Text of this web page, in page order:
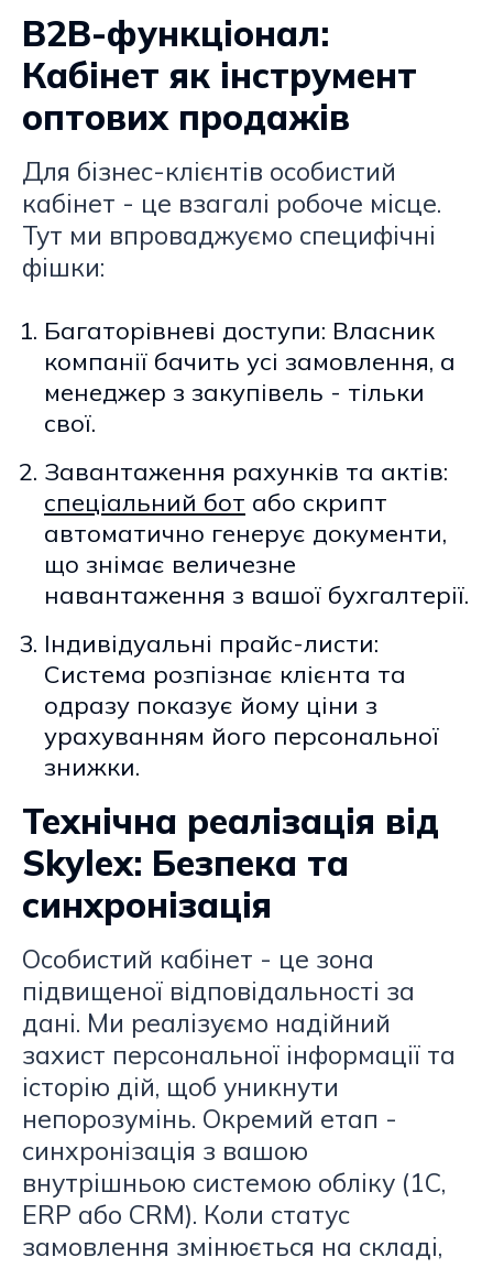
B2B-функціонал:
Кабінет як інструмент
оптових продажів
Для бізнес-клієнтів особистий
кабінет - це взагалі робоче місце.
Тут ми впроваджуємо специфічні
фішки:
Багаторівневі доступи: Власник
компанії бачить усі замовлення, а
менеджер з закупівель - тільки
свої.
Завантаження рахунків та актів:
спеціальний бот або скрипт
автоматично генерує документи,
що знімає величезне
навантаження з вашої бухгалтерії.
Індивідуальні прайс-листи:
Система розпізнає клієнта та
одразу показує йому ціни з
урахуванням його персональної
знижки.
Технічна реалізація від
Skylex: Безпека та
синхронізація
Особистий кабінет - це зона
підвищеної відповідальності за
дані. Ми реалізуємо надійний
захист персональної інформації та
історію дій, щоб уникнути
непорозумінь. Окремий етап -
синхронізація з вашою
внутрішньою системою обліку (1С,
ERP або CRM). Коли статус
замовлення змінюється на складі,